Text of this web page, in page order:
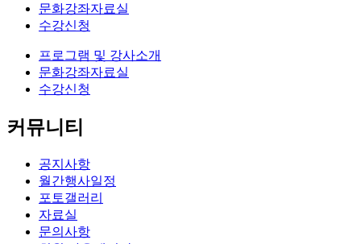
문화강좌자료실
수강신청
프로그램 및 강사소개
문화강좌자료실
수강신청
커뮤니티
공지사항
월간행사일정
포토갤러리
자료실
문의사항